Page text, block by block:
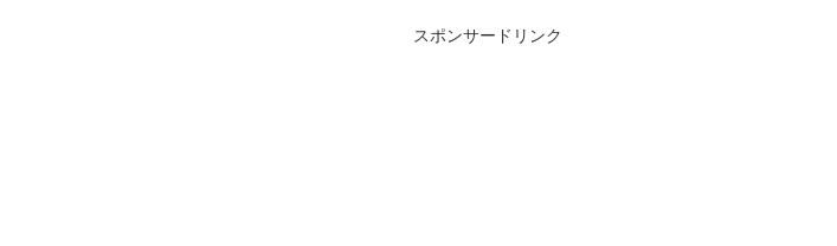
スポンサードリンク